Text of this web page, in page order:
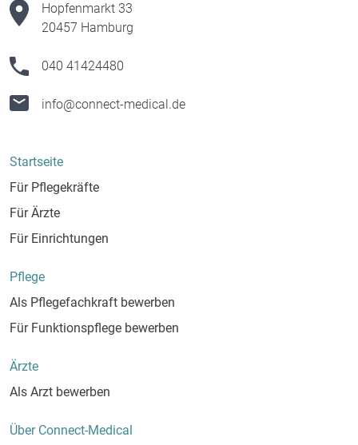
Hopfenmarkt 33
20457 Hamburg
040 41424480
info@connect-medical.de
Startseite
Für Pflegekräfte
Für Ärzte
Für Einrichtungen
Pflege
Als Pflegefachkraft bewerben
Für Funktionspflege bewerben
Ärzte
Als Arzt bewerben
Über Connect-Medical